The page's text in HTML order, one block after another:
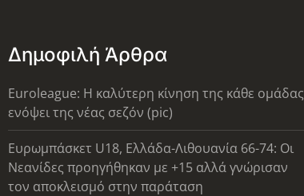
Δημοφιλή Άρθρα
Euroleague: Η καλύτερη κίνηση της κάθε ομάδας
ενόψει της νέας σεζόν (pic)
Ευρωμπάσκετ U18, Ελλάδα-Λιθουανία 66-74: Οι
Νεανίδες προηγήθηκαν με +15 αλλά γνώρισαν
τον αποκλεισμό στην παράταση